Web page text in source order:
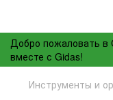
Добро пожаловать в
вместе с Gidas!
Инструменты и